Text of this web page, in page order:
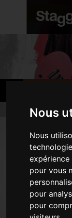
Nous
Nous
pour vous
pour
pour
Produits
Instruments à
Instruments à
Instruments à
Instruments à
Banquettes et